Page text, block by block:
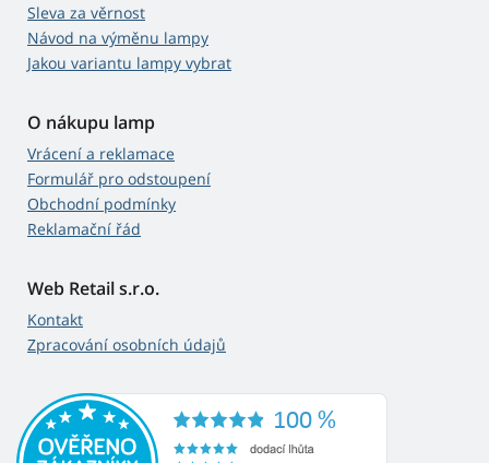
Sleva za věrnost
Návod na výměnu lampy
Jakou variantu lampy vybrat
O nákupu lamp
Vrácení a reklamace
Formulář pro odstoupení
Obchodní podmínky
Reklamační řád
Web Retail s.r.o.
Kontakt
Zpracování osobních údajů